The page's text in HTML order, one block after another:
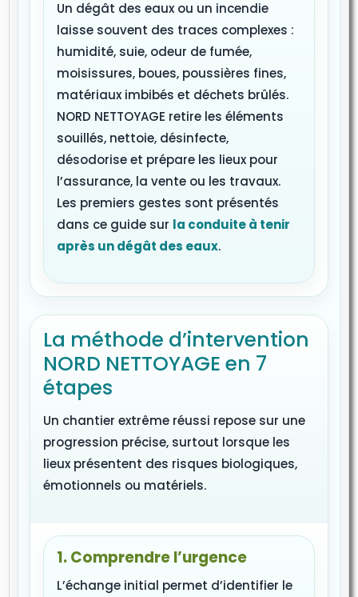
Un dégât des eaux ou un incendie
laisse souvent des traces complexes :
humidité, suie, odeur de fumée,
moisissures, boues, poussières fines,
matériaux imbibés et déchets brûlés.
NORD NETTOYAGE retire les éléments
souillés, nettoie, désinfecte,
désodorise et prépare les lieux pour
l’assurance, la vente ou les travaux.
Les premiers gestes sont présentés
dans ce guide sur la conduite à tenir
après un dégât des eaux.
La méthode d’intervention
NORD NETTOYAGE en 7
étapes
Un chantier extrême réussi repose sur une
progression précise, surtout lorsque les
lieux présentent des risques biologiques,
émotionnels ou matériels.
1. Comprendre l’urgence
L’échange initial permet d’identifier le